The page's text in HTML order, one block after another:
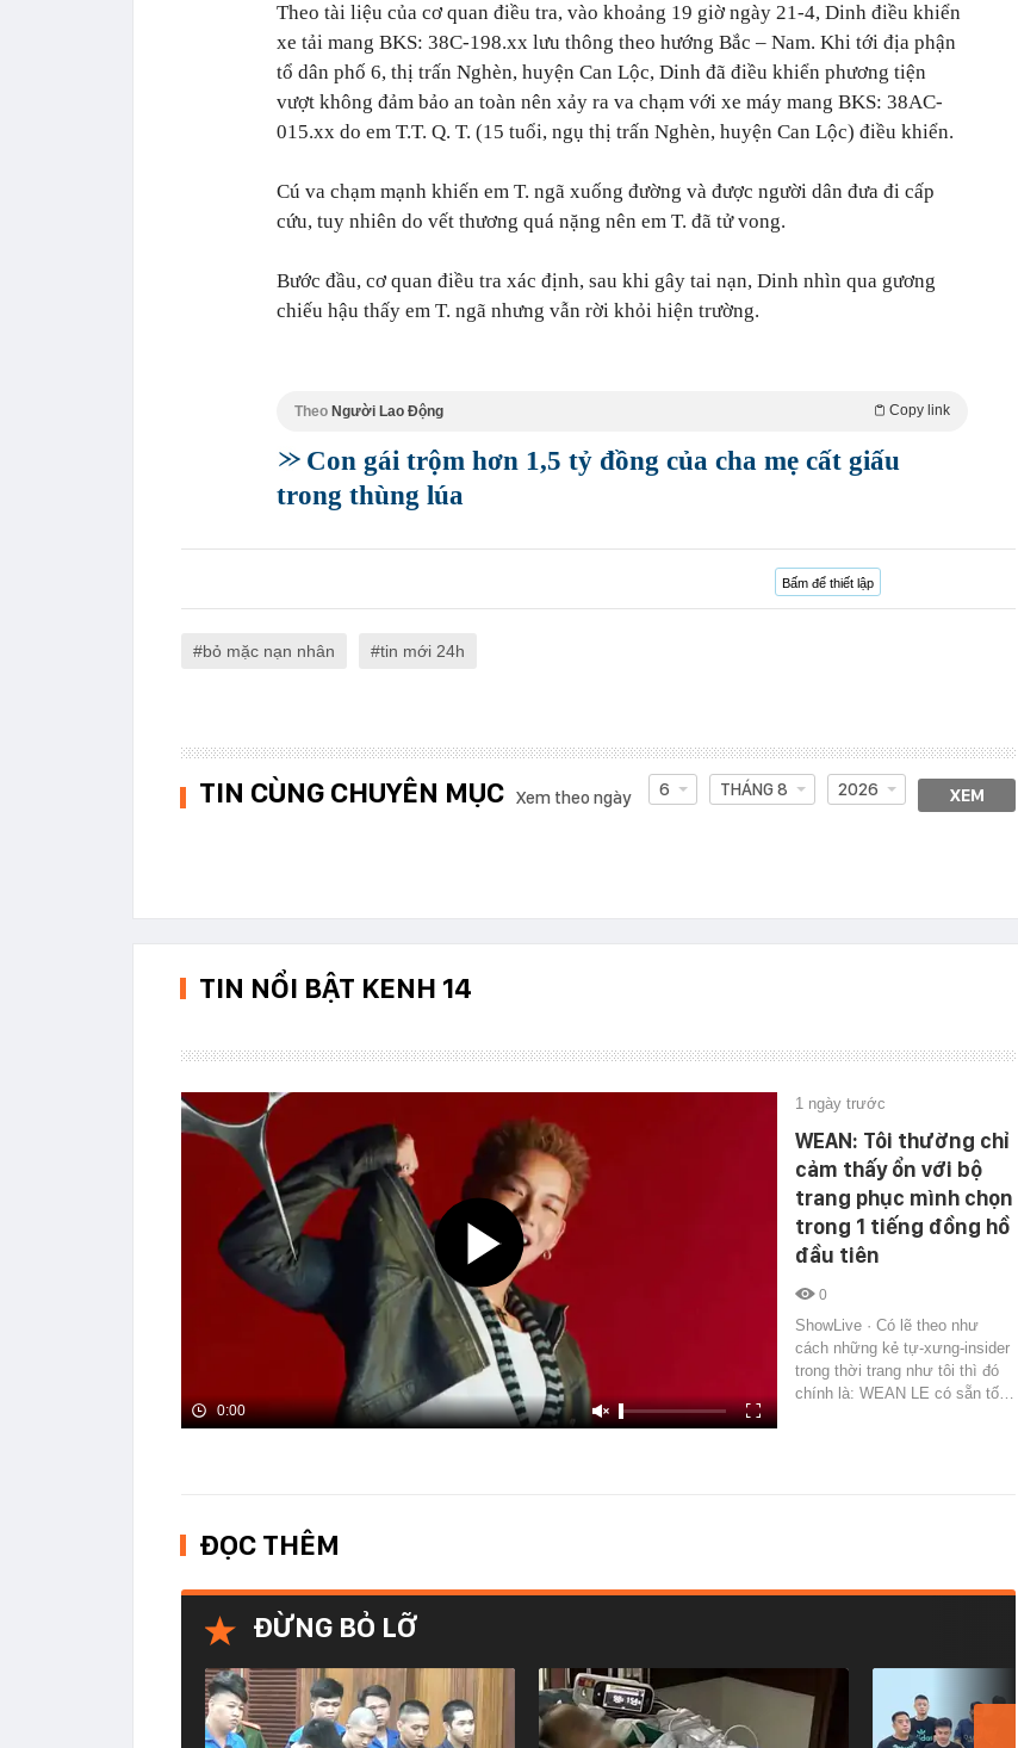
Theo tài liệu của cơ quan điều tra, vào khoảng 19 giờ ngày 21-4, Dinh điều khiển
xe tải mang BKS: 38C-198.xx lưu thông theo hướng Bắc – Nam. Khi tới địa phận
tổ dân phố 6, thị trấn Nghèn, huyện Can Lộc, Dinh đã điều khiển phương tiện
vượt không đảm bảo an toàn nên xảy ra va chạm với xe máy mang BKS: 38AC-
015.xx do em T.T. Q. T. (15 tuổi, ngụ thị trấn Nghèn, huyện Can Lộc) điều khiển.
Cú va chạm mạnh khiến em T. ngã xuống đường và được người dân đưa đi cấp
cứu, tuy nhiên do vết thương quá nặng nên em T. đã tử vong.
Bước đầu, cơ quan điều tra xác định, sau khi gây tai nạn, Dinh nhìn qua gương
chiếu hậu thấy em T. ngã nhưng vẫn rời khỏi hiện trường.
Theo Người Lao Động Copy link
Con gái trộm hơn 1,5 tỷ đồng của cha mẹ cất giấu
trong thùng lúa
Bấm để thiết lập
bỏ mặc nạn nhân tin mới 24h
TIN CÙNG CHUYÊN MỤC Xem theo ngày 6 THÁNG 8 2026 XEM
TIN NỔI BẬT KENH 14
0:00
1 ngày trước
WEAN: Tôi thường chỉ
cảm thấy ổn với bộ
trang phục mình chọn
trong 1 tiếng đồng hồ
đầu tiên
0
ShowLive · Có lẽ theo như
cách những kẻ tự-xưng-insider
trong thời trang như tôi thì đó
chính là: WEAN LE có sẵn tố…
ĐỌC THÊM
ĐỪNG BỎ LỠ